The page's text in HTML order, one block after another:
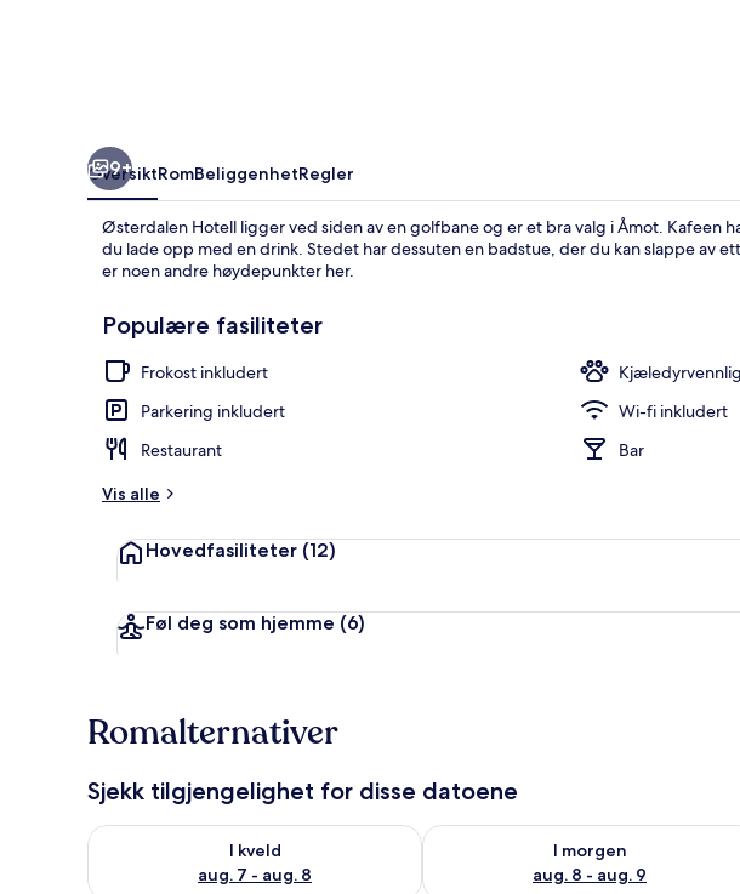
Sitteområde i lobbyen
9+
OversiktRomBeliggenhetRegler
Østerdalen Hotell ligger ved siden av en golfbane og er et bra valg i Åmot. Kafeen
du lade opp med en drink. Stedet har dessuten en badstue, der du kan slappe av
er noen andre høydepunkter her.
Populære fasiliteter
Frokost inkludert
Kjæledyrvennlig
Parkering inkludert
Wi-fi inkludert
Restaurant
Bar
Vis alle
Hovedfasiliteter (12)
Føl deg som hjemme (6)
Romalternativer
Sjekk tilgjengelighet for disse datoene
I kveld
aug. 7 - aug. 8
Sjekk tilgjengelighet for i kveld, aug. 7 - aug. 8
I morgen
aug. 8 - aug. 9
Sjekk tilgjengelighet for i morgen,